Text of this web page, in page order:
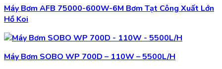
Máy Bơm AFB 75000-600W-6M Bơm Tạt Công Xuất Lớn
Hồ Koi
Máy Bơm SOBO WP 700D – 110W – 5500L/H